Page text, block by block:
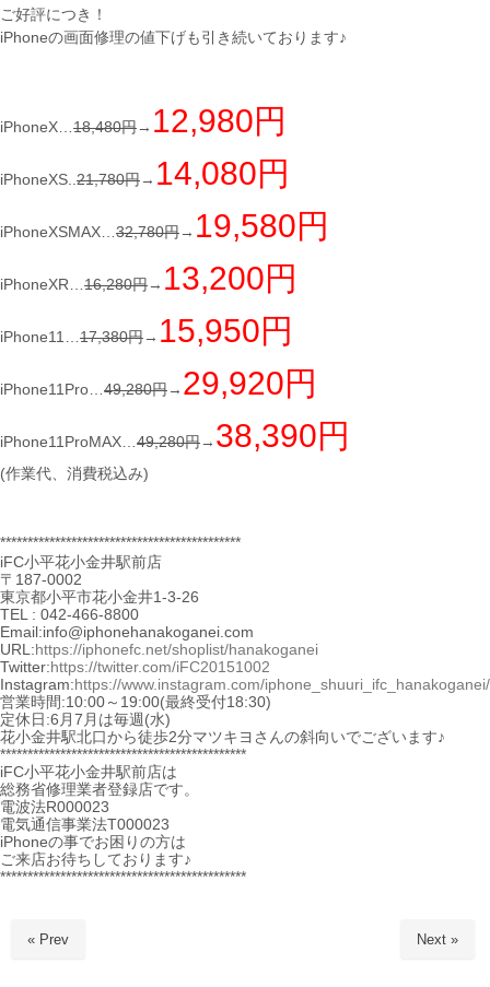
ご好評につき！
iPhoneの画面修理の値下げも引き続いております♪
iPhoneX… 18,480円→ 12,980円
iPhoneXS.. 21,780円→ 14,080円
iPhoneXSMAX… 32,780円→ 19,580円
iPhoneXR… 16,280円→ 13,200円
iPhone11… 17,380円→ 15,950円
iPhone11Pro… 49,280円→ 29,920円
iPhone11ProMAX… 49,280円→ 38,390円
(作業代、消費税込み)
********************************************
iFC小平花小金井駅前店
〒187-0002
東京都小平市花小金井1-3-26
TEL : 042-466-8800
Email:info@iphonehanakoganei.com
URL: https://iphonefc.net/shoplist/hanakoganei
Twitter: https://twitter.com/iFC20151002
Instagram: https://www.instagram.com/iphone_shuuri_ifc_hanakoganei/
営業時間:10:00～19:00(最終受付18:30)
定休日:6月7月は毎週(水)
花小金井駅北口から徒歩2分マツキヨさんの斜向いでございます♪
*********************************************
iFC小平花小金井駅前店は
総務省修理業者登録店です。
電波法R000023
電気通信事業法T000023
iPhoneの事でお困りの方は
ご来店お待ちしております♪
*********************************************
« Prev Next »